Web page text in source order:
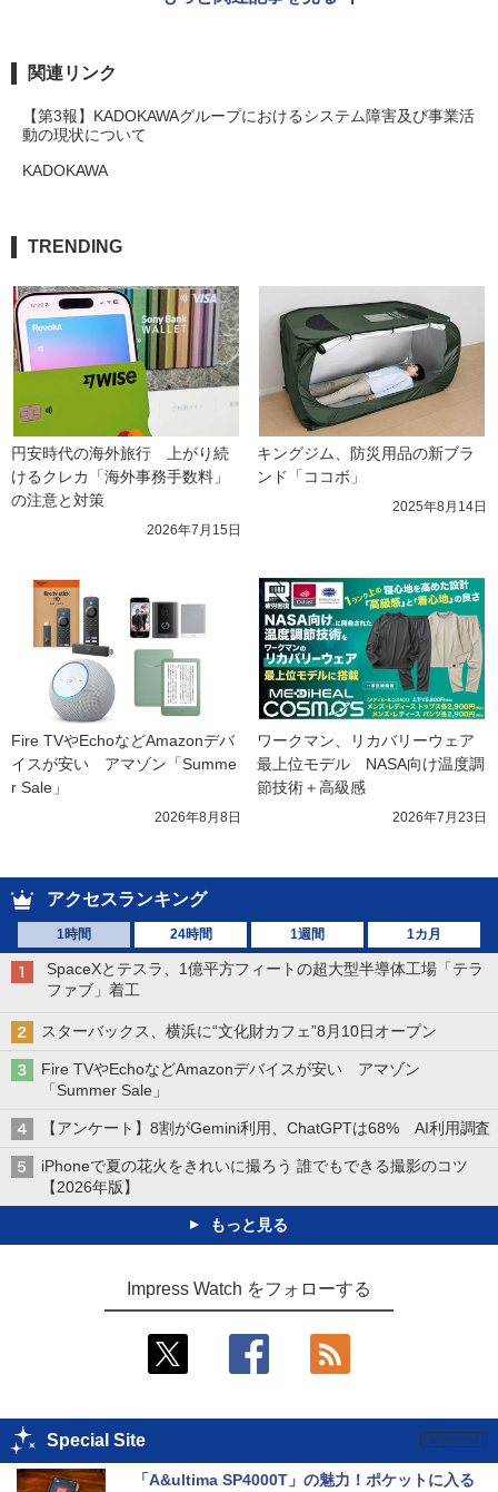
関連リンク
【第3報】KADOKAWAグループにおけるシステム障害及び事業活
動の現状について
KADOKAWA
TRENDING
円安時代の海外旅行　上がり続
けるクレカ「海外事務手数料」
の注意と対策
2026年7月15日
キングジム、防災用品の新ブラ
ンド「ココボ」
2025年8月14日
Fire TVやEchoなどAmazonデバ
イスが安い　アマゾン「Summe
r Sale」
2026年8月8日
ワークマン、リカバリーウェア
最上位モデル　NASA向け温度調
節技術＋高級感
2026年7月23日
アクセスランキング
1時間 24時間 1週間 1カ月
SpaceXとテスラ、1億平方フィートの超大型半導体工場「テラ
ファブ」着工
スターバックス、横浜に“文化財カフェ”8月10日オープン
Fire TVやEchoなどAmazonデバイスが安い アマゾン
「Summer Sale」
【アンケート】8割がGemini利用、ChatGPTは68% AI利用調査
iPhoneで夏の花火をきれいに撮ろう 誰でもできる撮影のコツ
【2026年版】
もっと見る
Impress Watch をフォローする
Special Site
「A&ultima SP4000T」の魅力！ポケットに入る